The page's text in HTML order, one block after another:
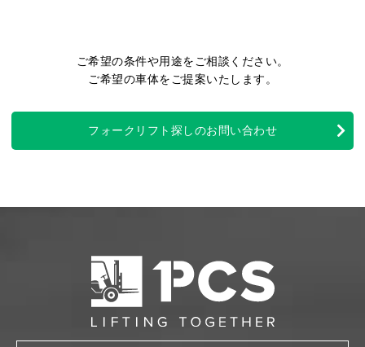
ご希望の条件や用途をご相談ください。
ご希望の車体をご提案いたします。
フォークリフト探しのお問い合わせ